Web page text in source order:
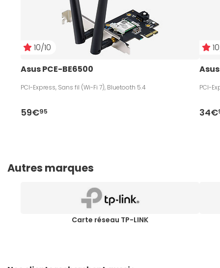
10/10
Asus PCE-BE6500
PCI-Express, Sans fil (Wi-Fi 7), Bluetooth 5.4
59€95
PCI-
34€
Autres marques
Carte réseau TP-LINK